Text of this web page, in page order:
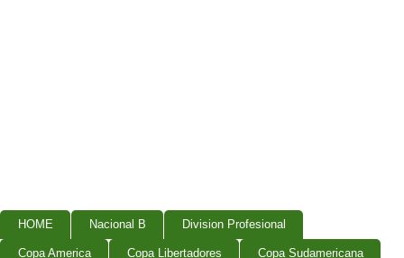
HOME Nacional B Division Profesional
Copa America Copa Libertadores Copa Sudamericana